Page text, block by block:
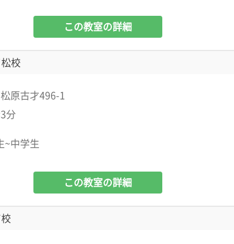
この教室の詳細
校
原古才496-1
分
~中学生
この教室の詳細